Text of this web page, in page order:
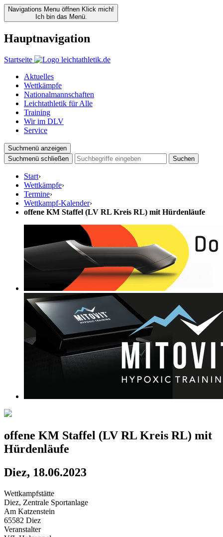
Navigations Menu öffnen Klick mich!
Ich bin das Menü.
Hauptnavigation
Startseite
Aktuelles
Wettkämpfe
Nationalmannschaften
Leichtathletik für Alle
Training
Wir im DLV
Service
Suchmenü anzeigen
Suchmenü schließen
Suchen
Start›
Wettkämpfe›
Termine›
Wettkampf-Kalender›
offene KM Staffel (LV RL Kreis RL) mit Hürdenläufe
offene KM Staffel (LV RL Kreis RL) mit
Hürdenläufe
Diez, 18.06.2023
Wettkampfstätte
Diez, Zentrale Sportanlage
Am Katzenstein
65582 Diez
Veranstalter